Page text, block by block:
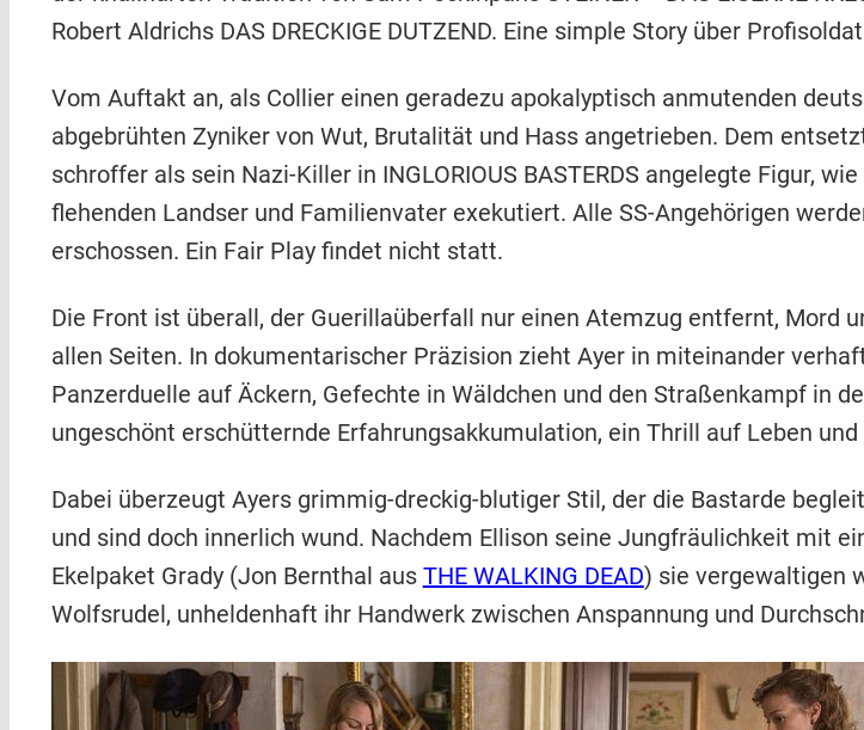
Robert Aldrichs DAS DRECKIGE DUTZEND. Eine simple Story über
Vom Auftakt an, als Collier einen geradezu apokalyptisch anmutenden
abgebrühten Zyniker von Wut, Brutalität und Hass angetrieben. Dem
schroffer als sein Nazi-Killer in INGLORIOUS BASTERDS angelegte Figur,
flehenden Landser und Familienvater exekutiert. Alle SS-Angehörigen
erschossen. Ein Fair Play findet nicht statt.
Die Front ist überall, der Guerillaüberfall nur einen Atemzug entfernt, Mord
allen Seiten. In dokumentarischer Präzision zieht Ayer in miteinander
Panzerduelle auf Äckern, Gefechte in Wäldchen und den Straßenkampf in
ungeschönt erschütternde Erfahrungsakkumulation, ein Thrill auf Leben und
Dabei überzeugt Ayers grimmig-dreckig-blutiger Stil, der die Bastarde
und sind doch innerlich wund. Nachdem Ellison seine Jungfräulichkeit mit
Ekelpaket Grady (Jon Bernthal aus THE WALKING DEAD) sie vergewaltigen
Wolfsrudel, unheldenhaft ihr Handwerk zwischen Anspannung und